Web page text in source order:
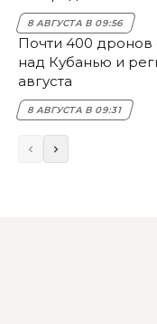
8 АВГУСТА В 09:56
Почти 400
над Кубанью и
августа
8 АВГУСТА В 09:31